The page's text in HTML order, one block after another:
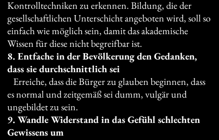
Kontrolltechniken zu erkennen. Bildung, die der
gesellschaftlichen Unterschicht angeboten wird, soll so
einfach wie möglich sein, damit das akademische
Wissen für diese nicht begreifbar ist.
8. Entfache in der Bevölkerung den Gedanken,
dass sie durchschnittlich sei
Erreiche, dass die Bürger zu glauben beginnen, dass
es normal und zeitgemäß sei dumm, vulgär und
ungebildet zu sein.
9. Wandle Widerstand in das Gefühl schlechten
Gewissens um